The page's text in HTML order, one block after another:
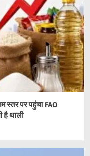
स्तर पर पहुंचा FAO
है थाली